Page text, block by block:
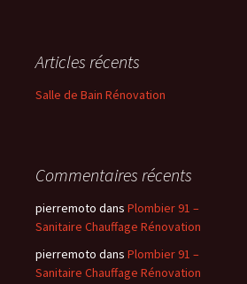
Articles récents
Salle de Bain Rénovation
Commentaires récents
pierremoto dans Plombier 91 –
Sanitaire Chauffage Rénovation
pierremoto dans Plombier 91 –
Sanitaire Chauffage Rénovation